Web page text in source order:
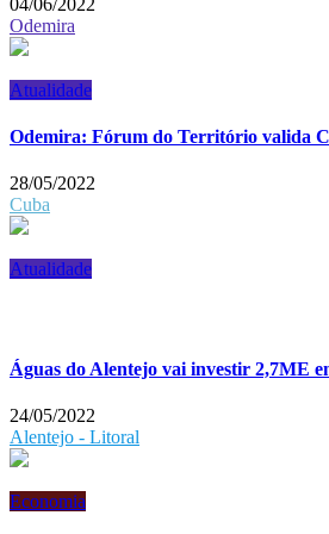
04/06/2022
Odemira
Atualidade
Odemira: Fórum do Território valida
28/05/2022
Cuba
Atualidade
Águas do Alentejo vai investir 2,7ME
24/05/2022
Alentejo - Litoral
Economia